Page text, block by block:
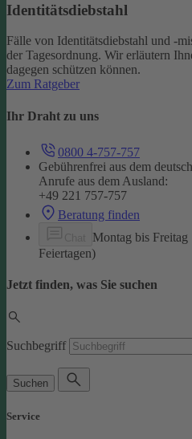
Identitätsdiebstahl
Fälle von Identitätsdiebstahl und -
der Tagesordnung. Wir erläutern
dagegen schützen können.
Zum Ratgeber
Ihr Draht zu uns
0800 4-757-757
Gebührenfrei aus dem
Anrufe aus dem Ausland:
+49 221 757-757
Beratung finden
Montag bis
Feiertagen)
Jetzt finden, was Sie suchen
Suchbegriff
Suchen
Service